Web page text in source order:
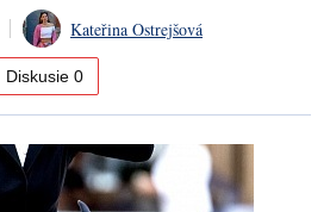
Kateřina Ostrejšová
Diskusie 0